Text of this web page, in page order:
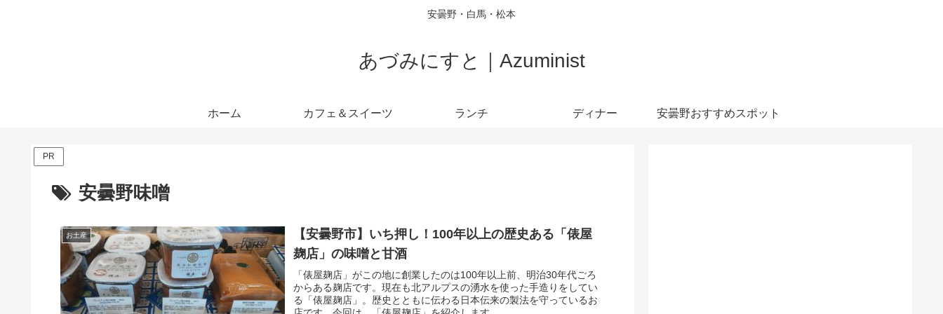
安曇野・白馬・松本
あづみにすと｜Azuminist
ホーム カフェ＆スイーツ ランチ ディナー 安曇野おすすめスポット
PR
安曇野味噌
お土産
【安曇野市】いち押し！100年以上の歴史ある「俵屋
麹店」の味噌と甘酒
「俵屋麹店」がこの地に創業したのは100年以上前、明治30年代ごろ
からある麹店です。現在も北アルプスの湧水を使った手造りをしてい
る「俵屋麹店」。歴史とともに伝わる日本伝来の製法を守っているお